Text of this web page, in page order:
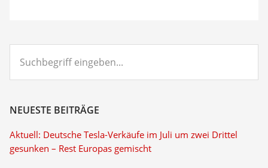
eingeben...
NEUESTE BEITRÄGE
Aktuell: Deutsche Tesla-Verkäufe im Juli um zwei Drittel
gesunken – Rest Europas gemischt